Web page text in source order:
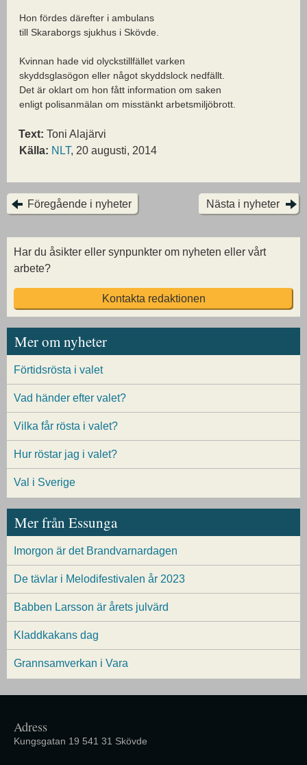
Hon fördes därefter i ambulans
till Skaraborgs sjukhus i Skövde.
Kvinnan hade vid olyckstillfället varken
skyddsglasögon eller något skyddslock nedfällt.
Det är oklart om hon fått information om saken
enligt polisanmälan om misstänkt arbetsmiljöbrott.
Text: Toni Alajärvi
Källa: NLT, 20 augusti, 2014
Föregående i nyheter Nästa i nyheter
Har du åsikter eller synpunkter om nyheten eller vårt
arbete?
Kontakta redaktionen
Mer om nyheter
Förtidsrösta i valet
Vad händer efter valet?
Vilka får rösta i valet?
Hur röstar jag i valet?
Val i Sverige
Mer från Essunga
Imorgon är det Brandvarnardagen
De tävlar i Melodifestivalen år 2023
Babben Larsson är årets julvärd
Kladdkakans dag
Grannsamverkan i Vara
Adress
Kungsgatan 19 541 31 Skövde